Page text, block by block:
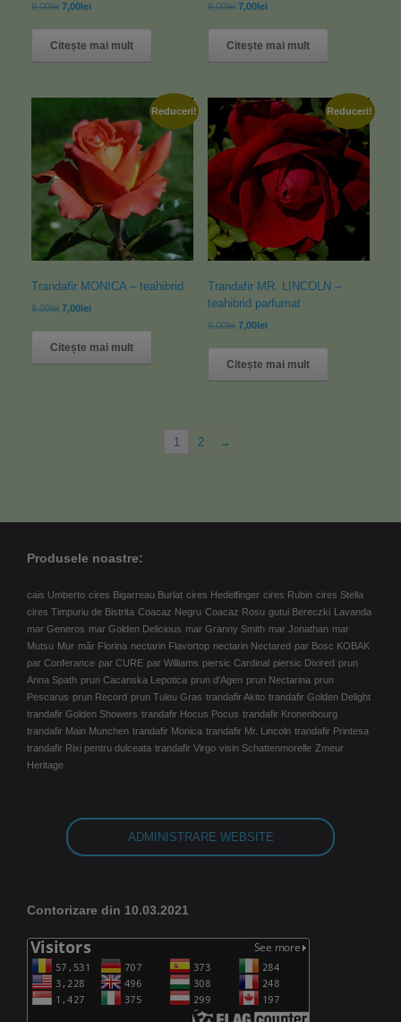
8,00lei 7,00lei
Citește mai mult
8,00lei 7,00lei
Citește mai mult
Reduceri!
Trandafir MONICA – teahibrid
8,00lei 7,00lei
Citește mai mult
Reduceri!
Trandafir MR. LINCOLN –
teahibrid parfumat
8,00lei 7,00lei
Citește mai mult
1 2 →
Produsele noastre:
cais Umberto cires Bigarreau Burlat cires Hedelfinger cires Rubin cires Stella
cires Timpuriu de Bistrita Coacaz Negru Coacaz Rosu gutui Bereczki Lavanda
mar Generos mar Golden Delicious mar Granny Smith mar Jonathan mar
Mutsu Mur măr Florina nectarin Flavortop nectarin Nectared par Bosc KOBAK
par Conferance par CURE par Williams piersic Cardinal piersic Dixired prun
Anna Spath prun Cacanska Lepotica prun d'Agen prun Nectarina prun
Pescarus prun Record prun Tuleu Gras trandafir Akito trandafir Golden Delight
trandafir Golden Showers trandafir Hocus Pocus trandafir Kronenbourg
trandafir Main Munchen trandafir Monica trandafir Mr. Lincoln trandafir Printesa
trandafir Rixi pentru dulceata trandafir Virgo visin Schattenmorelle Zmeur
Heritage
ADMINISTRARE WEBSITE
Contorizare din 10.03.2021